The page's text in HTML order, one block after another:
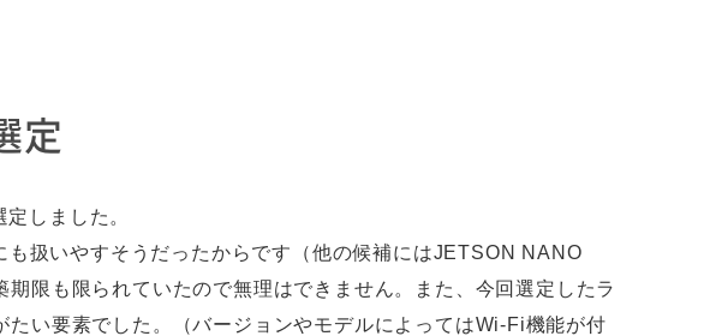
定
しました。
扱いやすそうだったからです（他の候補にはJETSON NANO
限も限られていたので無理はできません。また、今回選定したラ
い要素でした。（バージョンやモデルによってはWi-Fi機能が付